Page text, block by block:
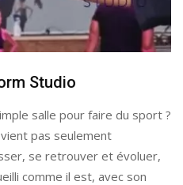
Studio
salle pour faire du sport ?
pas seulement
se retrouver et évoluer,
comme il est, avec son